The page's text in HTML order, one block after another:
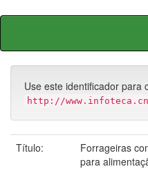
Skip
Use este identificador para
http://
Título:
Forrageiras
para